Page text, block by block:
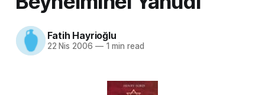
Fatih Hayrioğlu
22 Nis 2006 —1 min read